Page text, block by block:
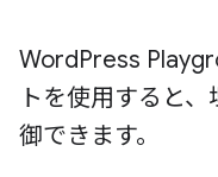
WordPress
トを使用すると
御できます。